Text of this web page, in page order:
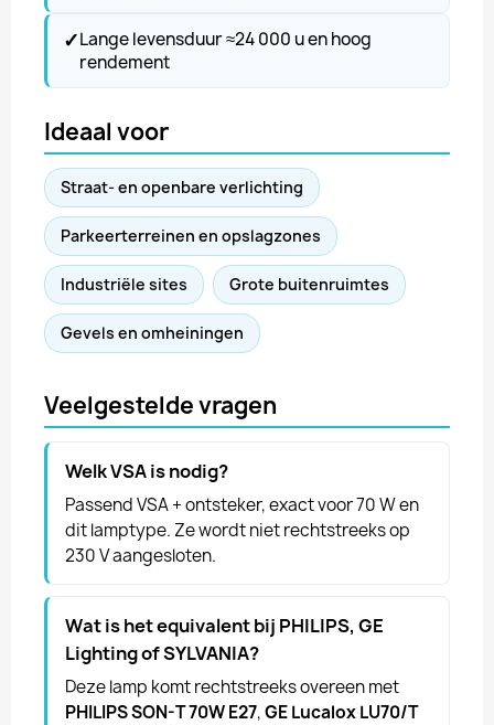
✓Lange levensduur ≈24 000 u en hoog
rendement
Ideaal voor
Straat- en openbare verlichting
Parkeerterreinen en opslagzones
Industriële sites Grote buitenruimtes
Gevels en omheiningen
Veelgestelde vragen
Welk VSA is nodig?
Passend VSA + ontsteker, exact voor 70 W en
dit lamptype. Ze wordt niet rechtstreeks op
230 V aangesloten.
Wat is het equivalent bij PHILIPS, GE
Lighting of SYLVANIA?
Deze lamp komt rechtstreeks overeen met
PHILIPS SON-T 70W E27,GE Lucalox LU70/T